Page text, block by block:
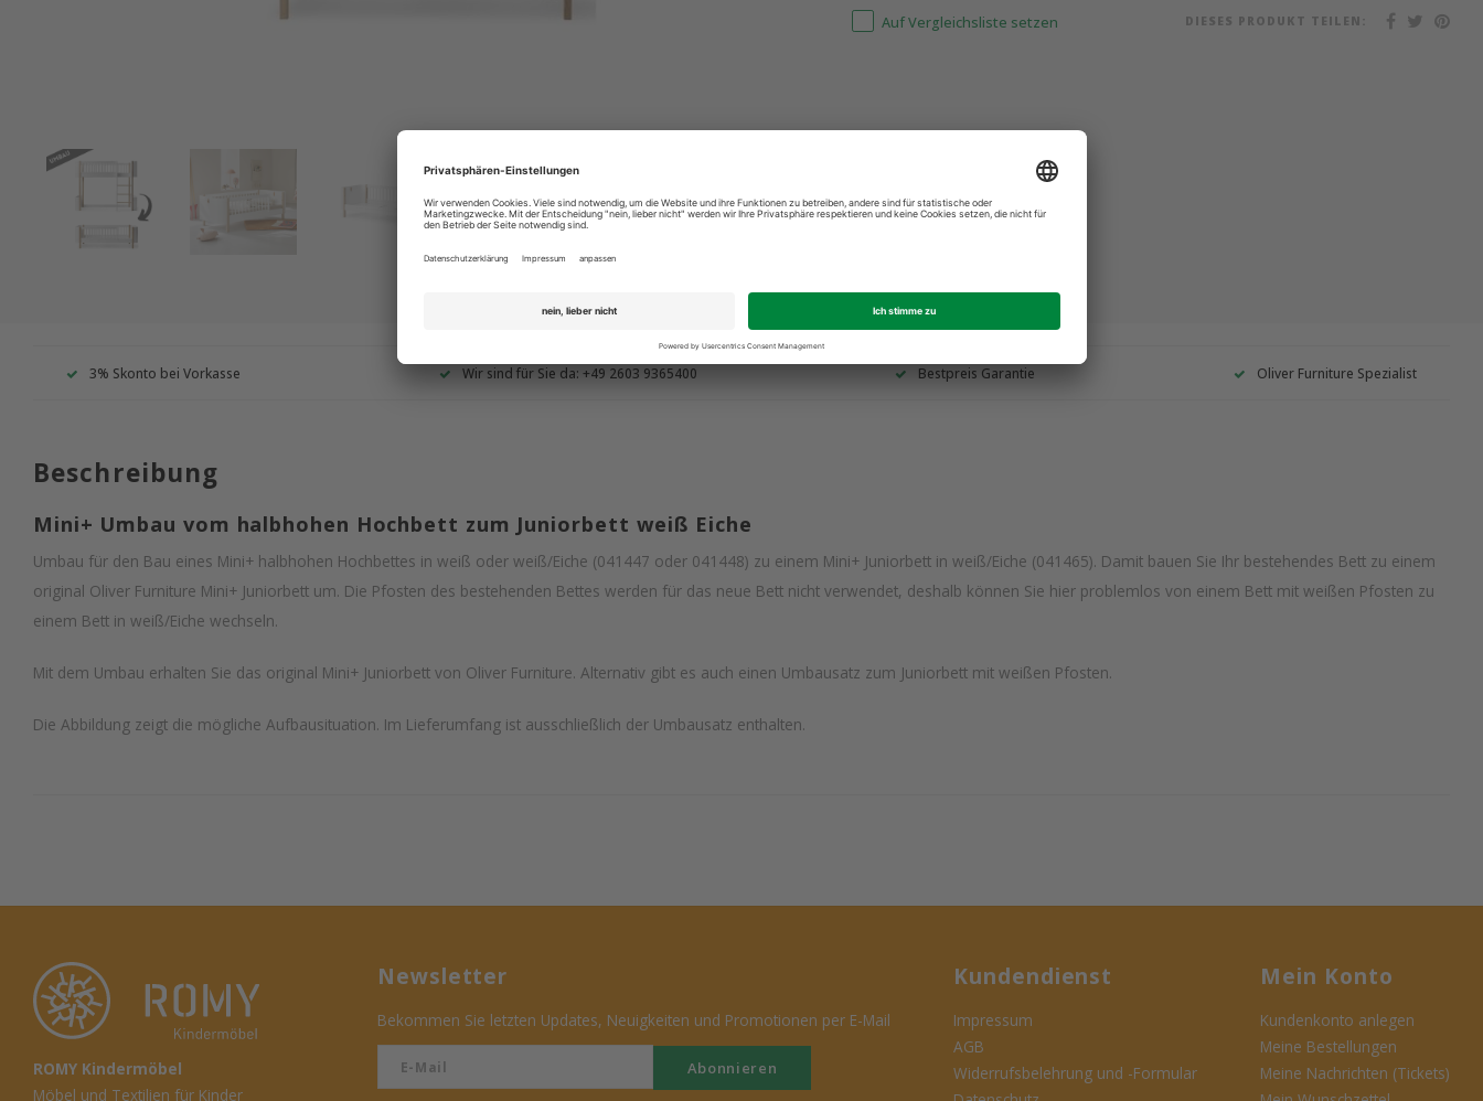
Auf Vergleichsliste setzen DIESES PRODUKT TEILEN:
3% Skonto bei Vorkasse Wir sind für Sie da: +49 2603 9365400 Bestpreis Garantie Oliver Furniture Spezialist
Beschreibung
Mini+ Umbau vom halbhohen Hochbett zum Juniorbett weiß Eiche
Umbau für den Bau eines Mini+ halbhohen Hochbettes in weiß oder weiß/Eiche (041447 oder 041448) zu einem Mini+ Juniorbett in weiß/Eiche (041465). Damit bauen Sie Ihr bestehendes Bett zu einem
original Oliver Furniture Mini+ Juniorbett um. Die Pfosten des bestehenden Bettes werden für das neue Bett nicht verwendet, deshalb können Sie hier problemlos von einem Bett mit weißen Pfosten zu
einem Bett in weiß/Eiche wechseln.
Mit dem Umbau erhalten Sie das original Mini+ Juniorbett von Oliver Furniture. Alternativ gibt es auch einen Umbausatz zum Juniorbett mit weißen Pfosten.
Die Abbildung zeigt die mögliche Aufbausituation. Im Lieferumfang ist ausschließlich der Umbausatz enthalten.
ROMY Kindermöbel
Möbel und Textilien für Kinder
Newsletter
Bekommen Sie letzten Updates, Neuigkeiten und Promotionen per E-Mail
Abonnieren
Kundendienst
Impressum
AGB
Widerrufsbelehrung und -Formular
Mein Konto
Kundenkonto anlegen
Meine Bestellungen
Meine Nachrichten (Tickets)